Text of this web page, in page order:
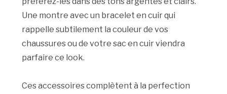
Une montre avec un bracelet en cuir qui
rappelle subtilement la couleur de vos
chaussures ou de votre sac en cuir viendra
parfaire ce look.
Ces accessoires complètent à la perfection